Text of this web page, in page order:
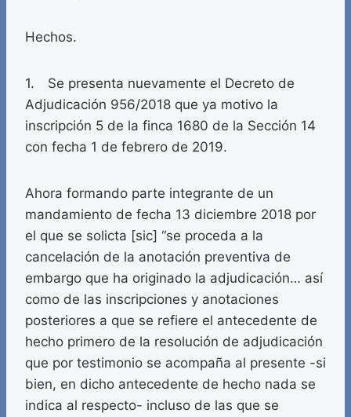
Hechos.
1. Se presenta nuevamente el Decreto de
Adjudicación 956/2018 que ya motivo la
inscripción 5 de la finca 1680 de la Sección 14
con fecha 1 de febrero de 2019.
Ahora formando parte integrante de un
mandamiento de fecha 13 diciembre 2018 por
el que se solicta [sic] “se proceda a la
cancelación de la anotación preventiva de
embargo que ha originado la adjudicación… así
como de las inscripciones y anotaciones
posteriores a que se refiere el antecedente de
hecho primero de la resolución de adjudicación
que por testimonio se acompaña al presente -si
bien, en dicho antecedente de hecho nada se
indica al respecto- incluso de las que se